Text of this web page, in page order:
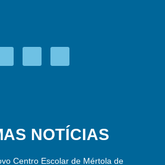
NOTÍCIAS
Centro Escolar de Mértola de